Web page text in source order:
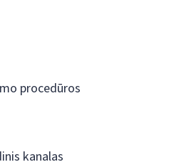
procedūros
kanalas